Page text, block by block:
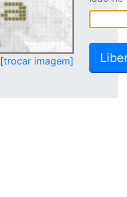
[trocar imagem]